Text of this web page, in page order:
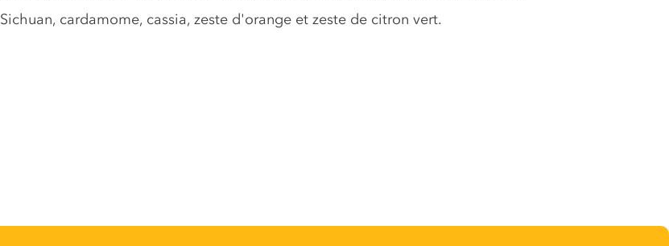
Sichuan, cardamome, cassia, zeste d'orange et zeste de citron vert.